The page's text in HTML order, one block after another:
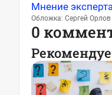
Мнение
Обложка: Сергей
0